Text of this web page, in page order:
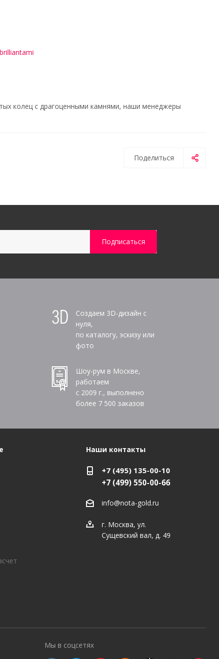
колец с драгоценными камнями, наши менеджеры
Поделиться
Создаем 3D-дизайн с
нуля,
по каталогу, эскизу или
фото
Шоу-рум в Москве,
работаем
с 2009 г., выполнено
более 7 500 заказов
Наши контакты
+7 (495) 135-00-10
+7 (499) 550-00-66
info@nota-gold.ru
г. Москва, ул.
Сущевский вал, д. 49
Мы в соцсетях